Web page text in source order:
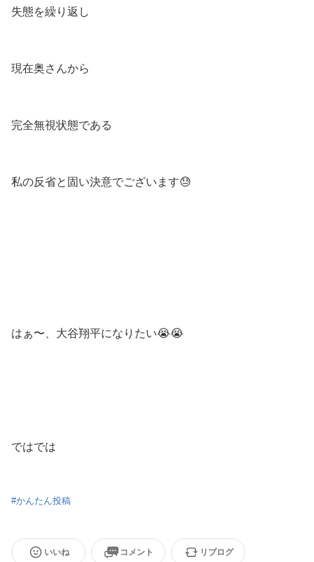
失態を繰り返し
現在奥さんから
完全無視状態である
私の反省と固い決意でございます😓
はぁ〜、大谷翔平になりたい😭😭
ではでは
#かんたん投稿
いいね コメント リブログ